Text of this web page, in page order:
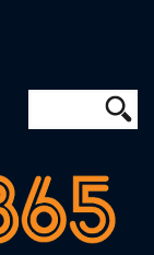
Φόρμα
Αναζήτηση